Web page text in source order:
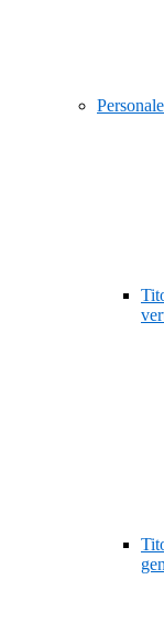
Personale